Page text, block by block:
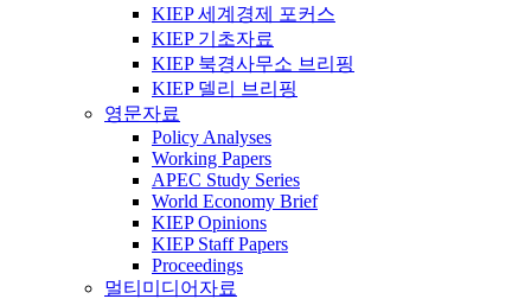
KIEP 세계경제 포커스
KIEP 기초자료
KIEP 북경사무소 브리핑
KIEP 델리 브리핑
영문자료
Policy Analyses
Working Papers
APEC Study Series
World Economy Brief
KIEP Opinions
KIEP Staff Papers
Proceedings
멀티미디어자료